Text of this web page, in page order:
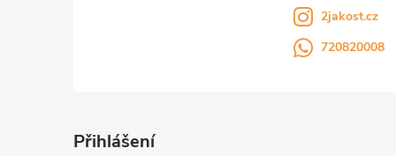
2jakost.cz
720820008
Přihlášení